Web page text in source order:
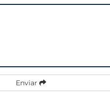
Enviar